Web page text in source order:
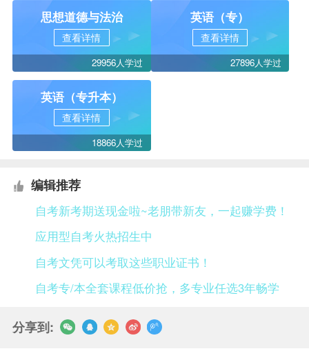
思想道德与法治
查看详情
29956人学过
英语（专）
查看详情
27896人学过
英语（专升本）
查看详情
18866人学过
编辑推荐
自考新考期送现金啦~老朋带新友，一起赚学费！
应用型自考火热招生中
自考文凭可以考取这些职业证书！
自考专/本全套课程低价抢，多专业任选3年畅学
分享到: